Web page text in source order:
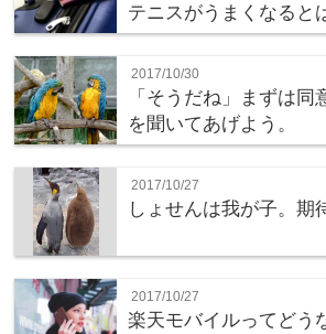
テニスがうまくなると
2017/10/30
「そうだね」まずは
を聞いてあげよう。
2017/10/27
しょせんは我が子。期
2017/10/27
楽天モバイルってどう